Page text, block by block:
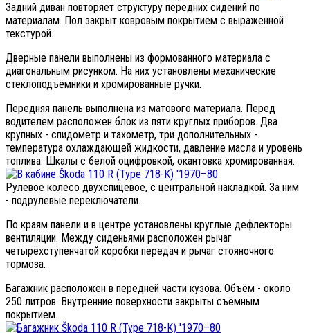
Задний диван повторяет структуру передних сидений по
материалам. Пол закрыт ковровым покрытием с выраженной
текстурой.
Дверные панели выполнены из формованного материала с
диагональным рисунком. На них установлены механические
стеклоподъёмники и хромированные ручки.
Передняя панель выполнена из матового материала. Перед
водителем расположен блок из пяти круглых приборов. Два
крупных - спидометр и тахометр, три дополнительных -
температура охлаждающей жидкости, давление масла и уровень
топлива. Шкалы с белой оцифровкой, окантовка хромированная.
Рулевое колесо двухспицевое, с центральной накладкой. За ним
- подрулевые переключатели.
По краям панели и в центре установлены круглые дефлекторы
вентиляции. Между сиденьями расположен рычаг
четырёхступенчатой коробки передач и рычаг стояночного
тормоза.
Багажник расположен в передней части кузова. Объём - около
250 литров. Внутренние поверхности закрыты съёмным
покрытием.